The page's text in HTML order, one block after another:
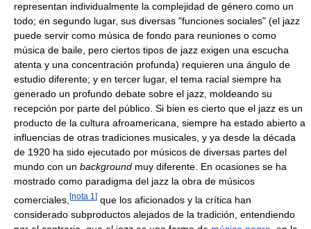
representan individualmente la complejidad de género como un
todo; en segundo lugar, sus diversas "funciones sociales" (el jazz
puede servir como música de fondo para reuniones o como
música de baile, pero ciertos tipos de jazz exigen una escucha
atenta y una concentración profunda) requieren una ángulo de
estudio diferente; y en tercer lugar, el tema racial siempre ha
generado un profundo debate sobre el jazz, moldeando su
recepción por parte del público. Si bien es cierto que el jazz es un
producto de la cultura afroamericana, siempre ha estado abierto a
influencias de otras tradiciones musicales, y ya desde la década
de 1920 ha sido ejecutado por músicos de diversas partes del
mundo con un background muy diferente. En ocasiones se ha
mostrado como paradigma del jazz la obra de músicos
comerciales, [nota 1 ] que los aficionados y la crítica han
considerado subproductos alejados de la tradición, entendiendo